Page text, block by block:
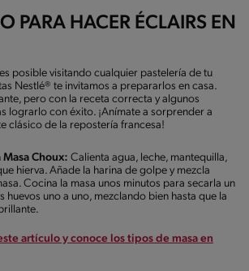
PARA HACER ÉCLAIRS EN
posible visitando cualquier pastelería de tu
Nestlé® te invitamos a prepararlos en casa.
pero con la receta correcta y algunos
lograrlo con éxito. ¡Anímate a sorprender a
clásico de la repostería francesa!
Choux: Calienta agua, leche, mantequilla,
hierva. Añade la harina de golpe y mezcla
Cocina la masa unos minutos para secarla un
huevos uno a uno, mezclando bien hasta que la
artículo y conoce los tipos de masa en